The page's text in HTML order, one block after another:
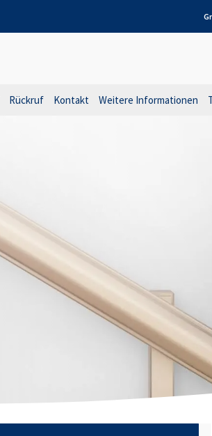
Rückruf Kontakt Weitere Informationen